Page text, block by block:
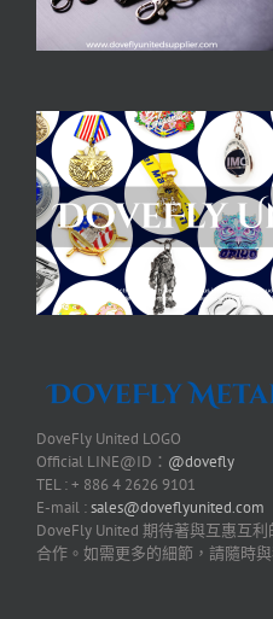
DoveFly United LOGO
Official LINE@ID： @dovefly
TEL : + 886 4 2626 9101
E-mail :sales@doveflyunited.com
DoveFly United 期待著與互惠互
合作。如需更多的細節，請隨時